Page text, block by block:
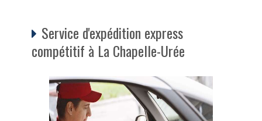
Service d'expédition express
compétitif à La Chapelle-Urée